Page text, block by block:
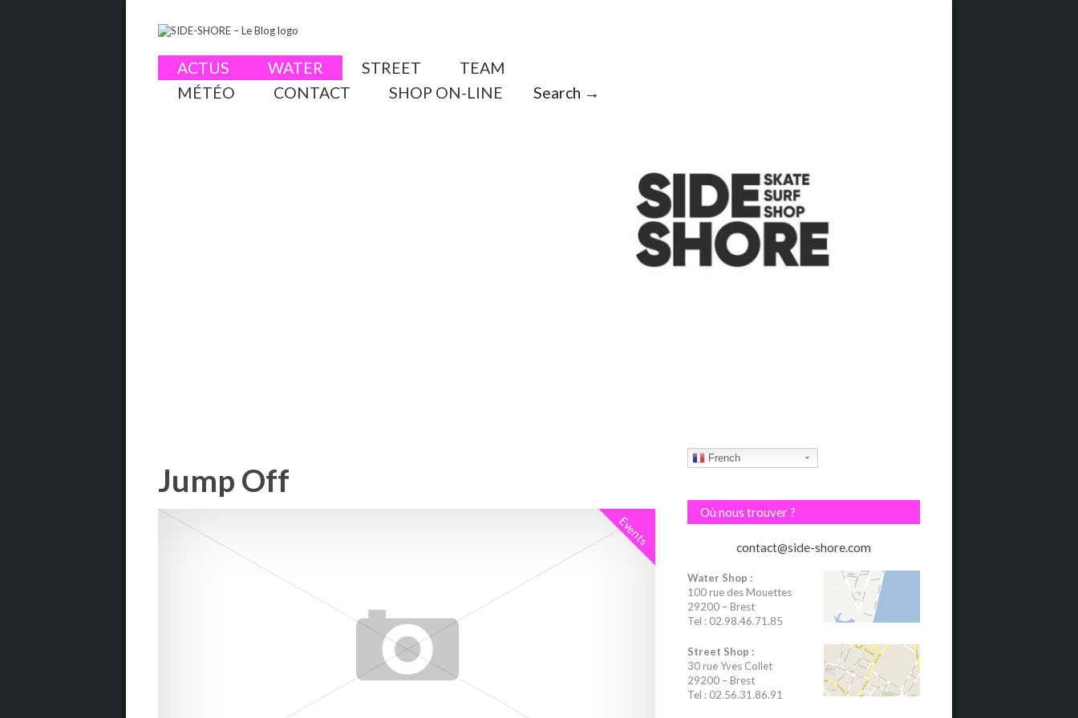
ACTUS WATER STREET
TEAM
MÉTÉO
CONTACT SHOP ON-LINE Search →
Jump Off
Events
French
Où nous trouver ?
contact@side-shore.com
Water Shop :
100 rue des Mouettes
29200 – Brest
Tel : 02.98.46.71.85
Street Shop :
30 rue Yves Collet
29200 – Brest
Tel : 02.56.31.86.91